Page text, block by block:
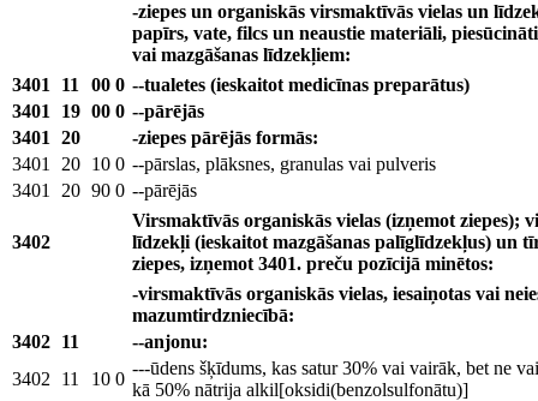
-ziepes un organiskās virsmaktīvās vielas un
papīrs, vate, filcs un neaustie materiāli,
vai mazgāšanas līdzekļiem:
3401
11 00 0 --tualetes (ieskaitot medicīnas preparātus)
3401
19 00 0 --pārējās
3401
20
-ziepes pārējās formās:
3401
20 10 0 --pārslas, plāksnes, granulas vai pulveris
3401
20 90 0 --pārējās
3402
Virsmaktīvās organiskās vielas (izņemot ziepes);
līdzekļi (ieskaitot mazgāšanas palīglīdzekļus) un
ziepes, izņemot 3401. preču pozīcijā minētos:
-virsmaktīvās organiskās vielas, iesaiņotas vai
mazumtirdzniecībā:
3402 11
--anjonu:
3402
11 10 0
---ūdens šķīdums, kas satur 30% vai vairāk, bet ne
kā 50% nātrija alkil[oksidi(benzolsulfonātu)]